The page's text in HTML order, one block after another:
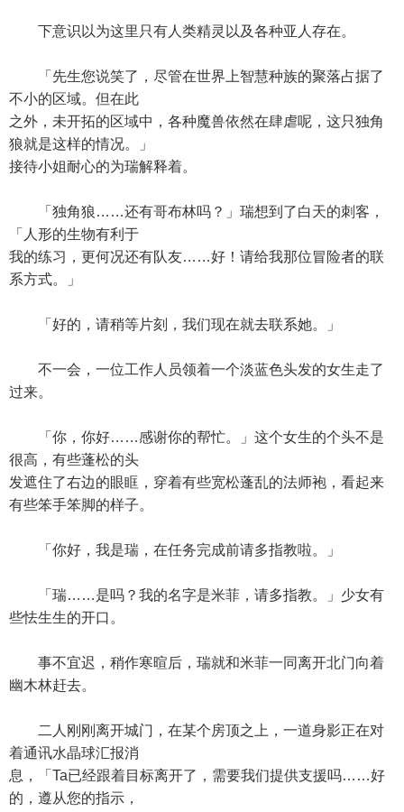
下意识以为这里只有人类精灵以及各种亚人存在。
「先生您说笑了，尽管在世界上智慧种族的聚落占据了
不小的区域。但在此
之外，未开拓的区域中，各种魔兽依然在肆虐呢，这只独角
狼就是这样的情况。」
接待小姐耐心的为瑞解释着。
「独角狼……还有哥布林吗？」瑞想到了白天的刺客，
「人形的生物有利于
我的练习，更何况还有队友……好！请给我那位冒险者的联
系方式。」
「好的，请稍等片刻，我们现在就去联系她。」
不一会，一位工作人员领着一个淡蓝色头发的女生走了
过来。
「你，你好……感谢你的帮忙。」这个女生的个头不是
很高，有些蓬松的头
发遮住了右边的眼眶，穿着有些宽松蓬乱的法师袍，看起来
有些笨手笨脚的样子。
「你好，我是瑞，在任务完成前请多指教啦。」
「瑞……是吗？我的名字是米菲，请多指教。」少女有
些怯生生的开口。
事不宜迟，稍作寒暄后，瑞就和米菲一同离开北门向着
幽木林赶去。
二人刚刚离开城门，在某个房顶之上，一道身影正在对
着通讯水晶球汇报消
息，「Ta已经跟着目标离开了，需要我们提供支援吗……好
的，遵从您的指示，